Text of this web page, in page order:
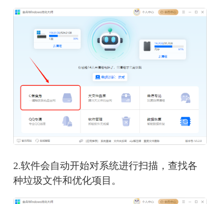
2.软件会自动开始对系统进行扫描，查找各
种垃圾文件和优化项目。